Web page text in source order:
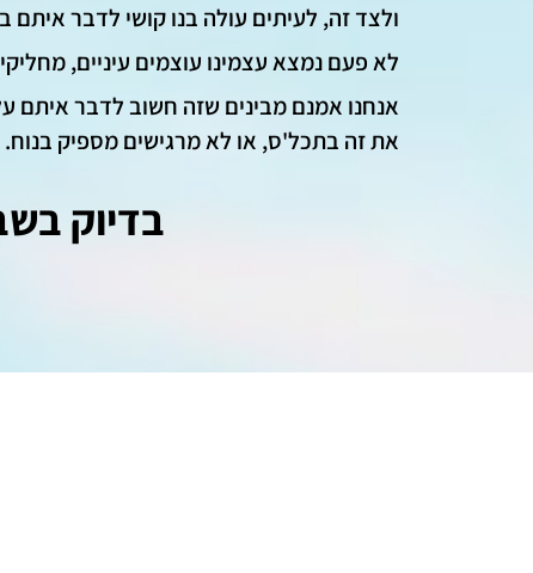
ולצד זה, לעיתים עולה בנו קושי לדבר איתם
לא פעם נמצא עצמינו עוצמים עיניים,
אנחנו אמנם מבינים שזה חשוב לדבר איתם
את זה בתכל'ס, או לא מרגישים מספיק בנוח.
בדיוק